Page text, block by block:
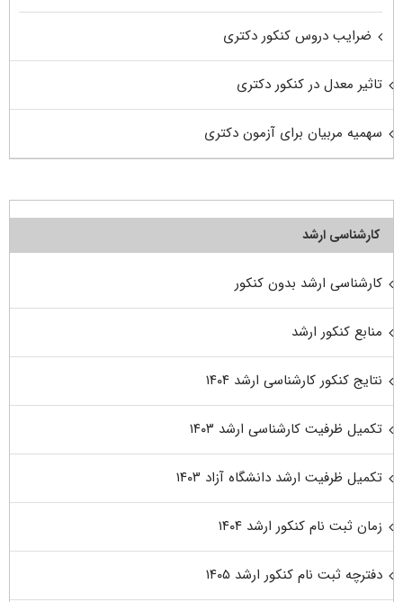
ضرایب دروس کنکور دکتری
تاثیر معدل در کنکور دکتری
سهمیه مربیان برای آزمون دکتری
کارشناسی ارشد
کارشناسی ارشد بدون کنکور
منابع کنکور ارشد
نتایج کنکور کارشناسی ارشد ۱۴۰۴
تکمیل ظرفیت کارشناسی ارشد ۱۴۰۳
تکمیل ظرفیت ارشد دانشگاه آزاد ۱۴۰۳
زمان ثبت نام کنکور ارشد ۱۴۰۴
دفترچه ثبت نام کنکور ارشد ۱۴۰۵